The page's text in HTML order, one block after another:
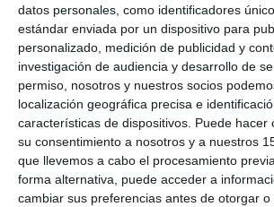
datos personales, como identificadores
estándar enviada por un dispositivo para
personalizado, medición de publicidad y
investigación de audiencia y desarrollo de
permiso, nosotros y nuestros socios
localización geográfica precisa e
características de dispositivos. Puede hacer
su consentimiento a nosotros y a nuestros
que llevemos a cabo el procesamiento
forma alternativa, puede acceder a
cambiar sus preferencias antes de otorgar o
Recuérdame
¿Has perdido tu